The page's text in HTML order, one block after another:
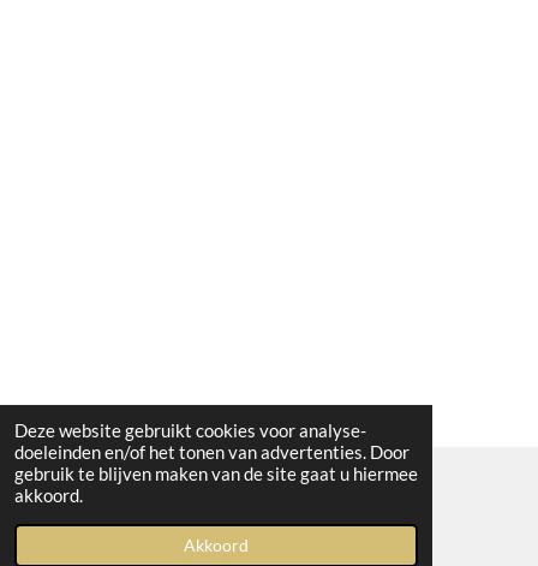
Deze website gebruikt cookies voor analyse-
doeleinden en/of het tonen van advertenties. Door
gebruik te blijven maken van de site gaat u hiermee
akkoord.
Akkoord